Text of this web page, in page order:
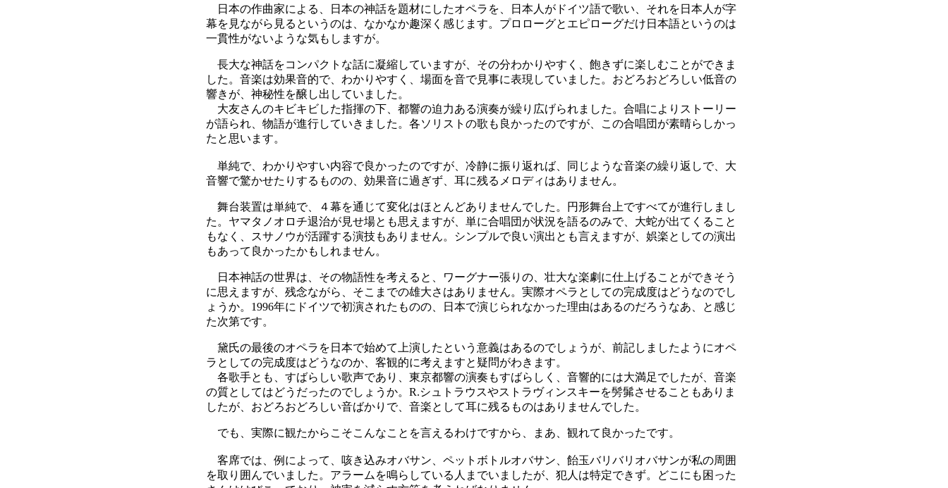
日本の作曲家による、日本の神話を題材にしたオペラを、日本人がドイツ語で歌い、それを日本人が字
幕を見ながら見るというのは、なかなか趣深く感じます。プロローグとエピローグだけ日本語というのは
一貫性がないような気もしますが。
長大な神話をコンパクトな話に凝縮していますが、その分わかりやすく、飽きずに楽しむことができま
した。音楽は効果音的で、わかりやすく、場面を音で見事に表現していました。おどろおどろしい低音の
響きが、神秘性を醸し出していました。
大友さんのキビキビした指揮の下、都響の迫力ある演奏が繰り広げられました。合唱によりストーリー
が語られ、物語が進行していきました。各ソリストの歌も良かったのですが、この合唱団が素晴らしかっ
たと思います。
単純で、わかりやすい内容で良かったのですが、冷静に振り返れば、同じような音楽の繰り返しで、大
音響で驚かせたりするものの、効果音に過ぎず、耳に残るメロディはありません。
舞台装置は単純で、４幕を通じて変化はほとんどありませんでした。円形舞台上ですべてが進行しまし
た。ヤマタノオロチ退治が見せ場とも思えますが、単に合唱団が状況を語るのみで、大蛇が出てくること
もなく、スサノウが活躍する演技もありません。シンプルで良い演出とも言えますが、娯楽としての演出
もあって良かったかもしれません。
日本神話の世界は、その物語性を考えると、ワーグナー張りの、壮大な楽劇に仕上げることができそう
に思えますが、残念ながら、そこまでの雄大さはありません。実際オペラとしての完成度はどうなのでし
ょうか。1996年にドイツで初演されたものの、日本で演じられなかった理由はあるのだろうなあ、と感じ
た次第です。
黛氏の最後のオペラを日本で始めて上演したという意義はあるのでしょうが、前記しましたようにオペ
ラとしての完成度はどうなのか、客観的に考えますと疑問がわきます。
各歌手とも、すばらしい歌声であり、東京都響の演奏もすばらしく、音響的には大満足でしたが、音楽
の質としてはどうだったのでしょうか。R.シュトラウスやストラヴィンスキーを髣髴させることもありま
したが、おどろおどろしい音ばかりで、音楽として耳に残るものはありませんでした。
でも、実際に観たからこそこんなことを言えるわけですから、まあ、観れて良かったです。
客席では、例によって、咳き込みオバサン、ペットボトルオバサン、飴玉バリバリオバサンが私の周囲
を取り囲んでいました。アラームを鳴らしている人までいましたが、犯人は特定できず。どこにも困った